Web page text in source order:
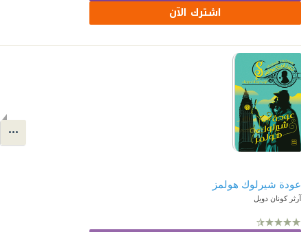
اشترك الآن
عودة شيرلوك هولمز
آرثر كونان دويل